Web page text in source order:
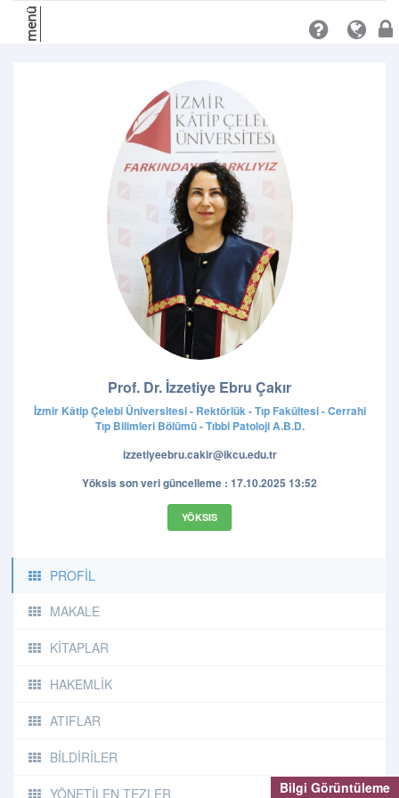
Bilgi Görüntüleme
menü
Prof. Dr. İzzetiye Ebru Çakır
İzmir Kâtip Çelebi Üniversitesi - Rektörlük - Tıp Fakültesi - Cerrahi
Tıp Bilimleri Bölümü - Tıbbi Patoloji A.B.D.
izzetiyeebru.cakir@ikcu.edu.tr
Yöksis son veri güncelleme : 17.10.2025 13:52
YÖKSIS
PROFİL
MAKALE
KİTAPLAR
HAKEMLİK
ATIFLAR
BİLDİRİLER
YÖNETİLEN TEZLER